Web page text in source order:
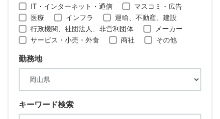
IT・インターネット・通信
マスコミ・広告
医療
インフラ
運輸、不動産、建設
行政機関、社団法人、非営利団体
メーカー
サービス・小売・外食
商社 その他
勤務地
キーワード検索